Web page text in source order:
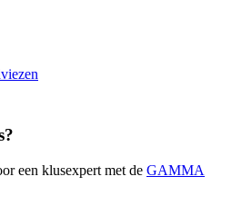
een klusexpert met de GAMMA